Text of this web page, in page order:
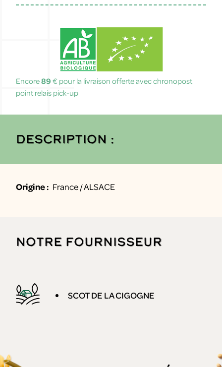
Encore89 € pour la livraison offerte avec chronopost
point relais pick-up
Description :
Origine : France / ALSACE
Notre fournisseur
SCOT DE LA CIGOGNE